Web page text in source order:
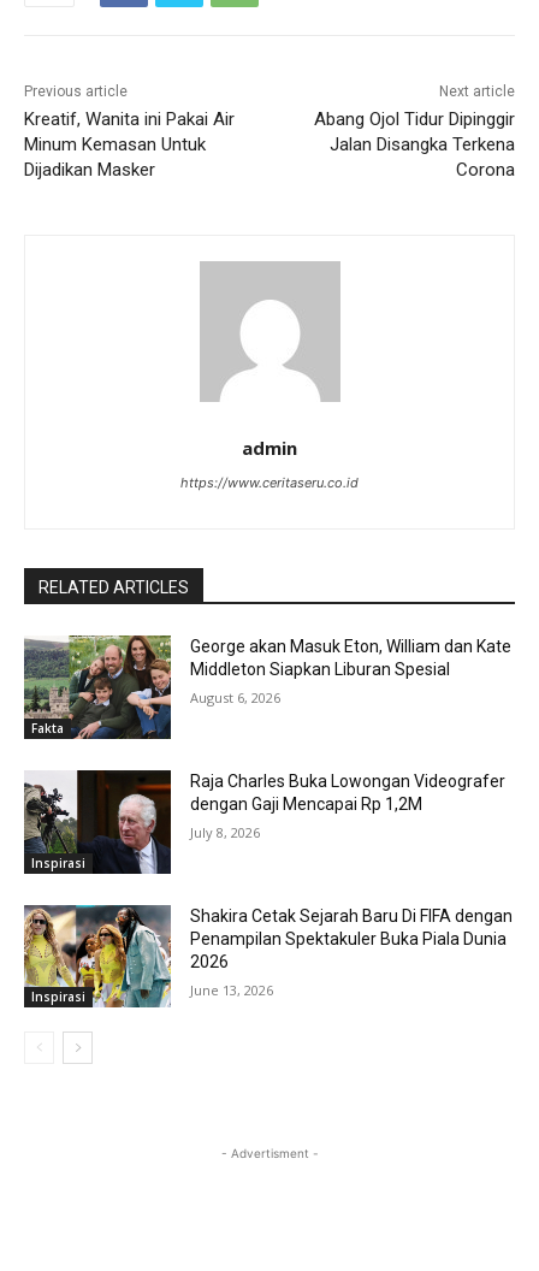
Previous article
Kreatif, Wanita ini Pakai Air
Minum Kemasan Untuk
Dijadikan Masker
Next article
Abang Ojol Tidur Dipinggir
Jalan Disangka Terkena
Corona
admin
https://www.ceritaseru.co.id
RELATED ARTICLES
Fakta
George akan Masuk Eton, William dan Kate
Middleton Siapkan Liburan Spesial
August 6, 2026
Inspirasi
Raja Charles Buka Lowongan Videografer
dengan Gaji Mencapai Rp 1,2M
July 8, 2026
Inspirasi
Shakira Cetak Sejarah Baru Di FIFA dengan
Penampilan Spektakuler Buka Piala Dunia
2026
June 13, 2026
- Advertisment -